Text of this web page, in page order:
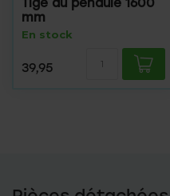
mm
En stock
39,95